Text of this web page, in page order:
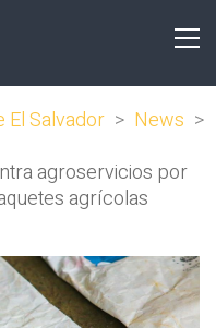
El Salvador > News >
agroservicios por
agrícolas